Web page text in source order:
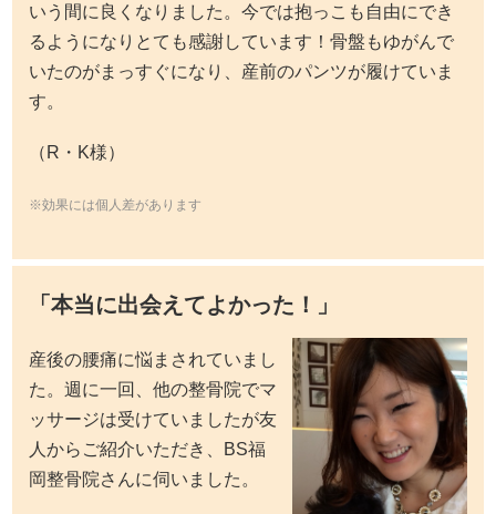
いう間に良くなりました。今では抱っこも自由にでき
るようになりとても感謝しています！骨盤もゆがんで
いたのがまっすぐになり、産前のパンツが履けていま
す。
（R・K様）
※効果には個人差があります
「本当に出会えてよかった！」
産後の腰痛に悩まされていまし
た。週に一回、他の整骨院でマ
ッサージは受けていましたが友
人からご紹介いただき、BS福
岡整骨院さんに伺いました。